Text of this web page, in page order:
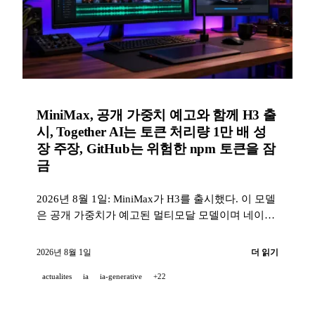
MiniMax, 공개 가중치 예고와 함께 H3 출
시, Together AI는 토큰 처리량 1만 배 성
장 주장, GitHub는 위험한 npm 토큰을 잠
금
2026년 8월 1일: MiniMax가 H3를 출시했다. 이 모델
은 공개 가중치가 예고된 멀티모달 모델이며 네이티
스된 토큰 수가 1만 배 이상 증가했다고 주장했고,
을 제한했다.
2026년 8월 1일 더 읽기
actualites ia ia-generative +22